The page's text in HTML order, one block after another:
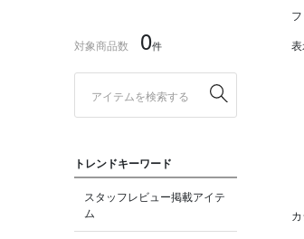
対象商品数 0件
トレンドキーワード
スタッフレビュー掲載アイテ
ム